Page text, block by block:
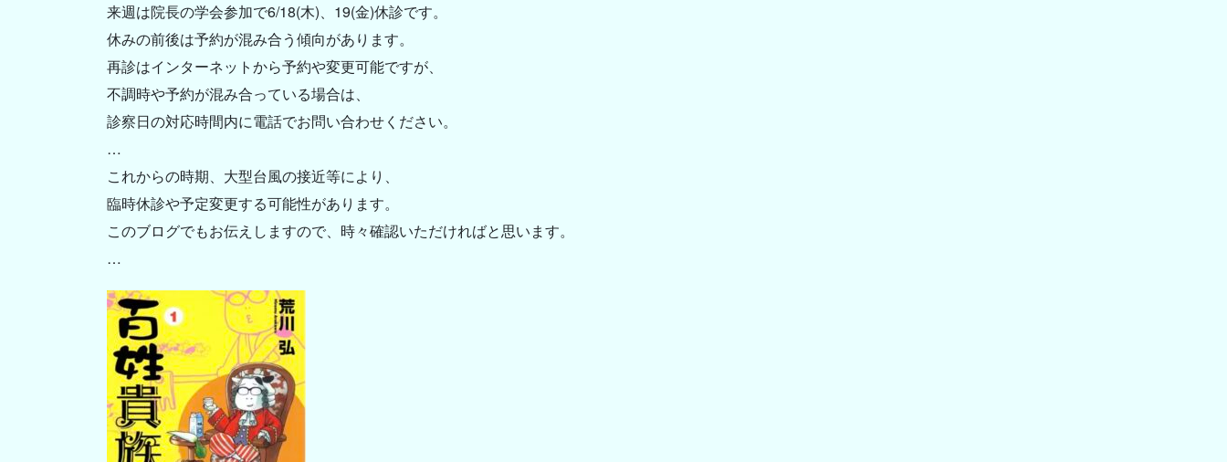
来週は院長の学会参加で6/18(木)、19(金)休診です。
休みの前後は予約が混み合う傾向があります。
再診はインターネットから予約や変更可能ですが、
不調時や予約が混み合っている場合は、
診察日の対応時間内に電話でお問い合わせください。
…
これからの時期、大型台風の接近等により、
臨時休診や予定変更する可能性があります。
このブログでもお伝えしますので、時々確認いただければと思います。
…